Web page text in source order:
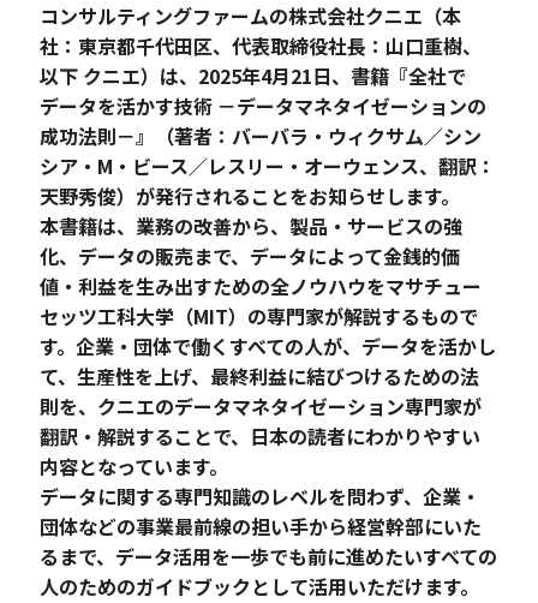
EN
JP
コンサルティングファームの株式会社クニエ（本
社：東京都千代田区、代表取締役社長：山口重樹、
以下 クニエ）は、2025年4月21日、書籍『全社で
データを活かす技術 －データマネタイゼーションの
成功法則－』（著者：バーバラ・ウィクサム／シン
シア・M・ビース／レスリー・オーウェンス、翻訳：
天野秀俊）が発行されることをお知らせします。
本書籍は、業務の改善から、製品・サービスの強
化、データの販売まで、データによって金銭的価
値・利益を生み出すための全ノウハウをマサチュー
セッツ工科大学（MIT）の専門家が解説するもので
す。企業・団体で働くすべての人が、データを活かし
て、生産性を上げ、最終利益に結びつけるための法
則を、クニエのデータマネタイゼーション専門家が
翻訳・解説することで、日本の読者にわかりやすい
内容となっています。
データに関する専門知識のレベルを問わず、企業・
団体などの事業最前線の担い手から経営幹部にいた
るまで、データ活用を一歩でも前に進めたいすべての
人のためのガイドブックとして活用いただけます。